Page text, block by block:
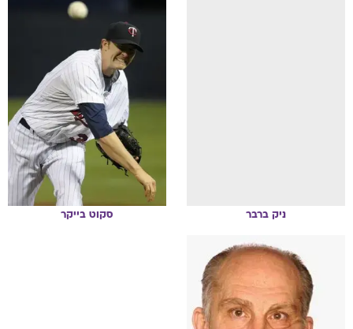
ניק ברבר סקוט בייקר